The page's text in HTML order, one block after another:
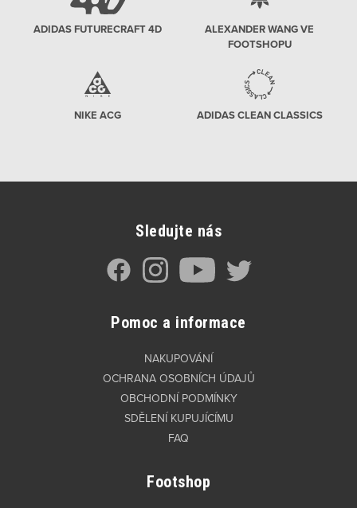
ADIDAS FUTURECRAFT 4D
ALEXANDER WANG VE
FOOTSHOPU
NIKE ACG ADIDAS CLEAN CLASSICS
Sledujte nás
Pomoc a informace
NAKUPOVÁNÍ
OCHRANA OSOBNÍCH ÚDAJŮ
OBCHODNÍ PODMÍNKY
SDĚLENÍ KUPUJÍCÍMU
FAQ
Footshop